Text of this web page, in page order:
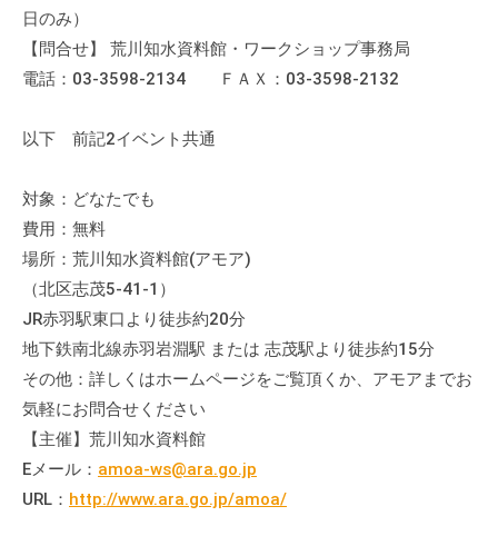
日のみ）
【問合せ】 荒川知水資料館・ワークショップ事務局
電話：03-3598-2134 ＦＡＸ：03-3598-2132
以下 前記2イベント共通
対象：どなたでも
費用：無料
場所：荒川知水資料館(アモア)
（北区志茂5-41-1）
JR赤羽駅東口より徒歩約20分
地下鉄南北線赤羽岩淵駅 または 志茂駅より徒歩約15分
その他：詳しくはホームページをご覧頂くか、アモアまでお
気軽にお問合せください
【主催】荒川知水資料館
Eメール： amoa-ws@ara.go.jp
URL： http://www.ara.go.jp/amoa/